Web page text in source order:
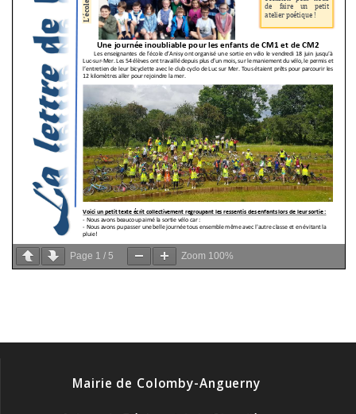
Page 1 / 5 Zoom 100%
Mairie de Colomby-Anguerny